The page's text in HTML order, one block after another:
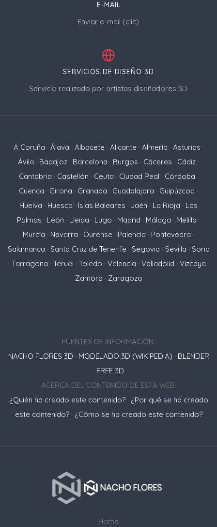
E-MAIL
Enviar e-mail (clic)
SERVICIOS DE DISEÑO 3D
Servicio realizado por artistas diseñadores 3D
A Coruña · Álava · Albacete · Alicante · Almería · Asturias ·
Ávila · Badajoz · Barcelona · Burgos · Cáceres · Cádiz ·
Cantabria · Castellón · Ceuta · Ciudad Real · Córdoba ·
Cuenca · Girona · Granada · Guadalajara · Guipúzcoa ·
Huelva · Huesca · Islas Baleares · Jaén · La Rioja · Las
Palmas · León · Lleida · Lugo · Madrid · Málaga · Melilla ·
Murcia · Navarra · Ourense · Palencia · Pontevedra ·
Salamanca · Santa Cruz de Tenerife · Segovia · Sevilla · Soria
· Tarragona · Teruel · Toledo · Valencia · Valladolid · Vizcaya ·
Zamora · Zaragoza
FUENTES DE INFORMACIÓN:
NACHO FLORES 3D · MODELADO 3D (WIKIPEDIA) · BLENDER
· FREE 3D
ACERCA DEL CONTENIDO DE ESTA WEB:
¿Quién ha creado este contenido?· ¿Por qué se ha creado
este contenido?· ¿Cómo se ha creado este contenido?
Home